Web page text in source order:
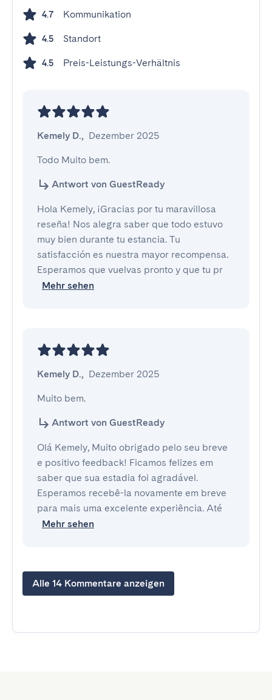
4.7 Kommunikation
4.5 Standort
4.5 Preis-Leistungs-Verhältnis
Kemely D., Dezember 2025
Todo Muito bem.
Antwort von GuestReady
Hola Kemely, ¡Gracias por tu maravillosa
reseña! Nos alegra saber que todo estuvo
muy bien durante tu estancia. Tu
satisfacción es nuestra mayor recompensa.
Esperamos que vuelvas pronto y que tu pr
Mehr sehen
Kemely D., Dezember 2025
Muito bem.
Antwort von GuestReady
Olá Kemely, Muito obrigado pelo seu breve
e positivo feedback! Ficamos felizes em
saber que sua estadia foi agradável.
Esperamos recebê-la novamente em breve
para mais uma excelente experiência. Até
Mehr sehen
Alle 14 Kommentare anzeigen